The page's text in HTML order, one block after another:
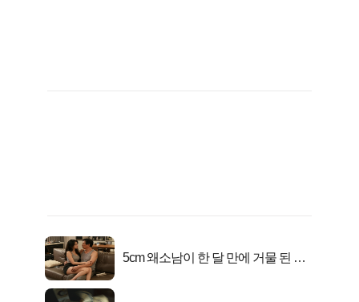
5cm 왜소남이 한 달 만에 거물 된 사